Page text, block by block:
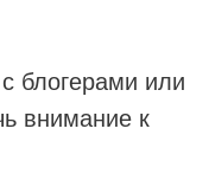
блогерами или
внимание к